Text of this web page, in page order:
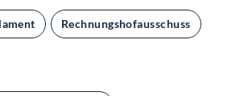
Rechnungshofausschuss